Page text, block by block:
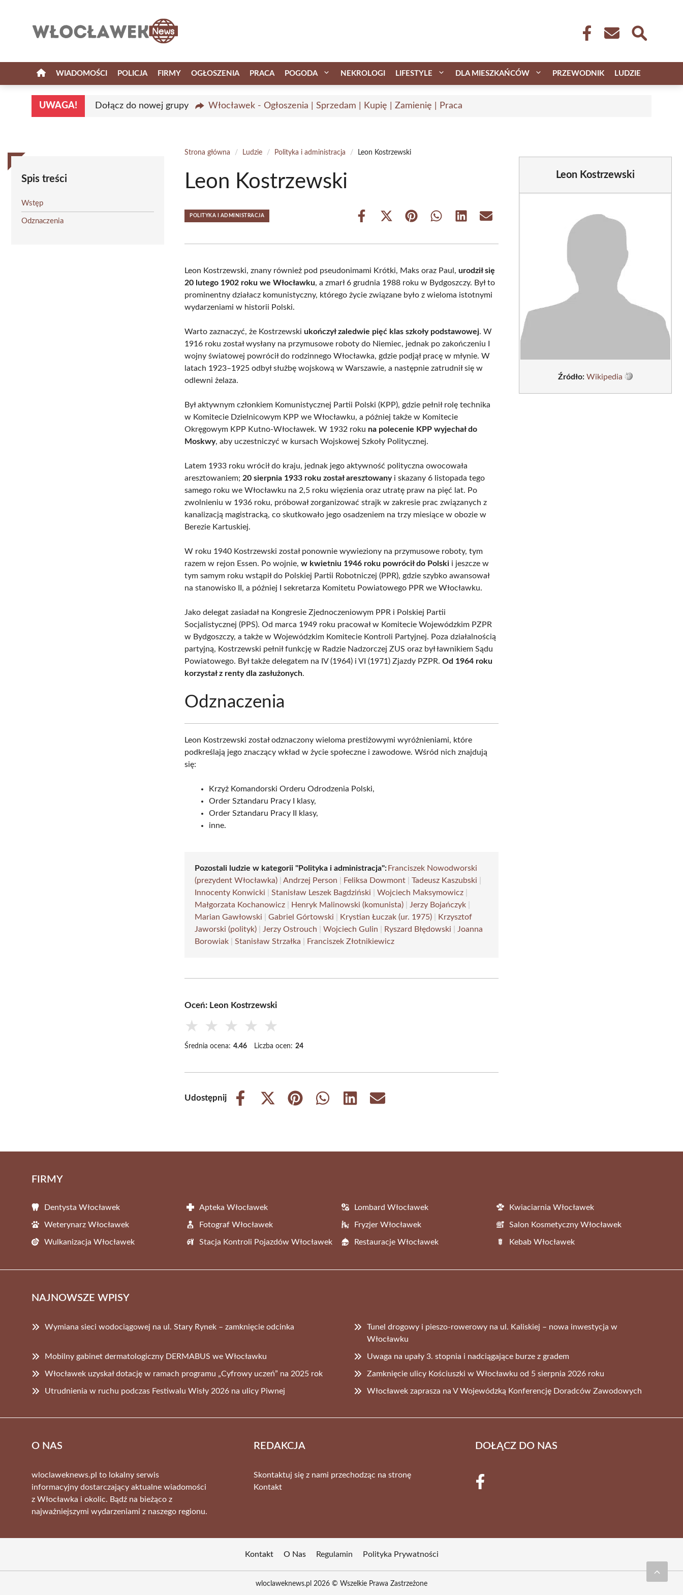
WIADOMOŚCI POLICJA FIRMY OGŁOSZENIA PRACA POGODA NEKROLOGI LIFESTYLE DLA MIESZKAŃCÓW PRZEWODNIK LUDZIE
UWAGA! Dołącz do nowej grupy Włocławek - Ogłoszenia | Sprzedam | Kupię | Zamienię | Praca
Spis treści
Wstęp
Odznaczenia
Strona główna / Ludzie / Polityka i administracja / Leon Kostrzewski
Leon Kostrzewski
POLITYKA I ADMINISTRACJA
Share
Share
(Twitter)
Share Share Share Share
Leon Kostrzewski, znany również pod pseudonimami Krótki, Maks oraz Paul,urodził się
20 lutego 1902 roku we Włocławku, a zmarł 6 grudnia 1988 roku w Bydgoszczy. Był to
prominentny działacz komunistyczny, którego życie związane było z wieloma istotnymi
wydarzeniami w historii Polski.
Warto zaznaczyć, że Kostrzewskiukończył zaledwie pięć klas szkoły podstawowej. W
1916 roku został wysłany na przymusowe roboty do Niemiec, jednak po zakończeniu I
wojny światowej powrócił do rodzinnego Włocławka, gdzie podjął pracę w młynie. W
latach 1923–1925 odbył służbę wojskową w Warszawie, a następnie zatrudnił się w
odlewni żelaza.
Był aktywnym członkiem Komunistycznej Partii Polski (KPP), gdzie pełnił rolę technika
w Komitecie Dzielnicowym KPP we Włocławku, a później także w Komitecie
Okręgowym KPP Kutno-Włocławek. W 1932 roku na polecenie KPP wyjechał do
Moskwy, aby uczestniczyć w kursach Wojskowej Szkoły Politycznej.
Latem 1933 roku wrócił do kraju, jednak jego aktywność polityczna owocowała
aresztowaniem; 20 sierpnia 1933 roku został aresztowanyi skazany 6 listopada tego
samego roku we Włocławku na 2,5 roku więzienia oraz utratę praw na pięć lat. Po
zwolnieniu w 1936 roku, próbował zorganizować strajk w zakresie prac związanych z
kanalizacją magistracką, co skutkowało jego osadzeniem na trzy miesiące w obozie w
Berezie Kartuskiej.
W roku 1940 Kostrzewski został ponownie wywieziony na przymusowe roboty, tym
razem w rejon Essen. Po wojnie,w kwietniu 1946 roku powrócił do Polski i jeszcze w
tym samym roku wstąpił do Polskiej Partii Robotniczej (PPR), gdzie szybko awansował
na stanowisko II, a później I sekretarza Komitetu Powiatowego PPR we Włocławku.
Jako delegat zasiadał na Kongresie Zjednoczeniowym PPR i Polskiej Partii
Socjalistycznej (PPS). Od marca 1949 roku pracował w Komitecie Wojewódzkim PZPR
w Bydgoszczy, a także w Wojewódzkim Komitecie Kontroli Partyjnej. Poza działalnością
partyjną, Kostrzewski pełnił funkcję w Radzie Nadzorczej ZUS oraz był ławnikiem Sądu
Powiatowego. Był także delegatem na IV (1964) i VI (1971) Zjazdy PZPR.Od 1964 roku
korzystał z renty dla zasłużonych.
Odznaczenia
Leon Kostrzewski został odznaczony wieloma prestiżowymi wyróżnieniami, które
podkreślają jego znaczący wkład w życie społeczne i zawodowe. Wśród nich znajdują
się:
Krzyż Komandorski Orderu Odrodzenia Polski,
Order Sztandaru Pracy I klasy,
Order Sztandaru Pracy II klasy,
inne.
Pozostali ludzie w kategorii "Polityka i administracja":Franciszek Nowodworski
(prezydent Włocławka) |Andrzej Person Feliksa Dowmont |Tadeusz Kaszubski
Innocenty Konwicki |Stanisław Leszek Bagdziński |Wojciech Maksymowicz
Małgorzata Kochanowicz
Henryk Malinowski (komunista) Jerzy Bojańczyk
Marian Gawłowski |Gabriel Górtowski Krystian Łuczak (ur. 1975)
Krzysztof
Jaworski (polityk)
Jerzy Ostrouch |Wojciech Gulin Ryszard Błędowski
Joanna
Borowiak |Stanisław Strzałka Franciszek Złotnikiewicz
Oceń: Leon Kostrzewski
★ ★ ★ ★ ★
Średnia ocena: 4.46 Liczba ocen: 24
Udostępnij
Share
Share
Share
Share
Share
Share
Leon Kostrzewski
Źródło: Wikipedia
FIRMY
Dentysta Włocławek Apteka Włocławek Lombard Włocławek Kwiaciarnia Włocławek
Weterynarz Włocławek Fotograf Włocławek Fryzjer Włocławek Salon Kosmetyczny Włocławek
Wulkanizacja Włocławek Stacja Kontroli Pojazdów Włocławek Restauracje Włocławek Kebab Włocławek
NAJNOWSZE WPISY
Wymiana sieci wodociągowej na ul. Stary Rynek – zamknięcie odcinka
Tunel drogowy i pieszo-rowerowy na ul. Kaliskiej – nowa inwestycja w
Włocławku
Mobilny gabinet dermatologiczny DERMABUS we Włocławku Uwaga na upały 3. stopnia i nadciągające burze z gradem
Włocławek uzyskał dotację w ramach programu „Cyfrowy uczeń” na 2025 rok Zamknięcie ulicy Kościuszki w Włocławku od 5 sierpnia 2026 roku
Utrudnienia w ruchu podczas Festiwalu Wisły 2026 na ulicy Piwnej Włocławek zaprasza na V Wojewódzką Konferencję Doradców Zawodowych
O NAS
wloclaweknews.pl to lokalny serwis
informacyjny dostarczający aktualne wiadomości
z Włocławka i okolic. Bądź na bieżąco z
najważniejszymi wydarzeniami z naszego regionu.
REDAKCJA
Skontaktuj się z nami przechodząc na stronę
Kontakt
DOŁĄCZ DO NAS
Kontakt O Nas Regulamin Polityka Prywatności
wloclaweknews.pl 2026 © Wszelkie Prawa Zastrzeżone